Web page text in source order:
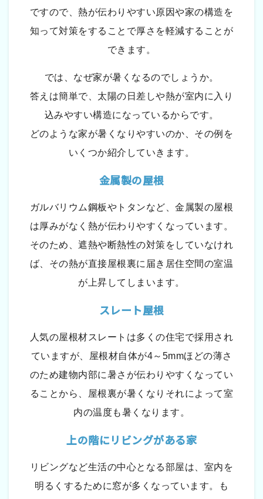
ですので、熱が伝わりやすい原因や家の構造を
知って対策をすることで厚さを軽減することが
できます。
では、なぜ家が暑くなるのでしょうか。
答えは簡単で、太陽の日差しや熱が室内に入り
込みやすい構造になっているからです。
どのような家が暑くなりやすいのか、その例を
いくつか紹介していきます。
金属製の屋根
ガルバリウム鋼板やトタンなど、金属製の屋根
は厚みがなく熱が伝わりやすくなっています。
そのため、遮熱や断熱性の対策をしていなけれ
ば、その熱が直接屋根裏に届き居住空間の室温
が上昇してしまいます。
スレート屋根
人気の屋根材スレートは多くの住宅で採用され
ていますが、屋根材自体が4～5mmほどの薄さ
のため建物内部に暑さが伝わりやすくなってい
ることから、屋根裏が暑くなりそれによって室
内の温度も暑くなります。
上の階にリビングがある家
リビングなど生活の中心となる部屋は、室内を
明るくするために窓が多くなっています。も